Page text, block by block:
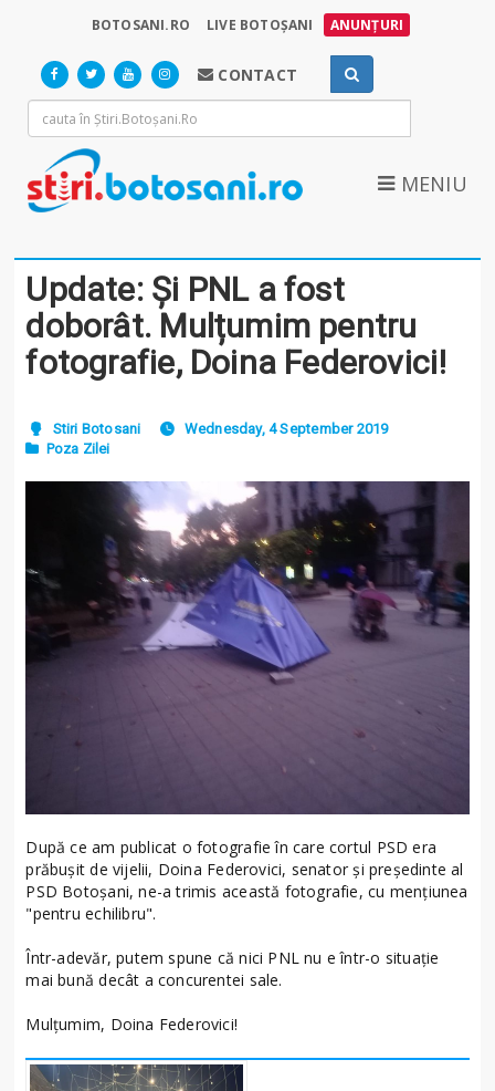
BOTOSANI.RO LIVE BOTOȘANI ANUNȚURI
CONTACT
MENIU
Update: Și PNL a fost
doborât. Mulțumim pentru
fotografie, Doina Federovici!
Stiri Botosani
Wednesday, 4 September 2019
Poza Zilei
După ce am publicat o fotografie în care cortul PSD era
prăbușit de vijelii, Doina Federovici, senator și președinte al
PSD Botoșani, ne-a trimis această fotografie, cu mențiunea
"pentru echilibru".
Într-adevăr, putem spune că nici PNL nu e într-o situație
mai bună decât a concurentei sale.
Mulțumim, Doina Federovici!